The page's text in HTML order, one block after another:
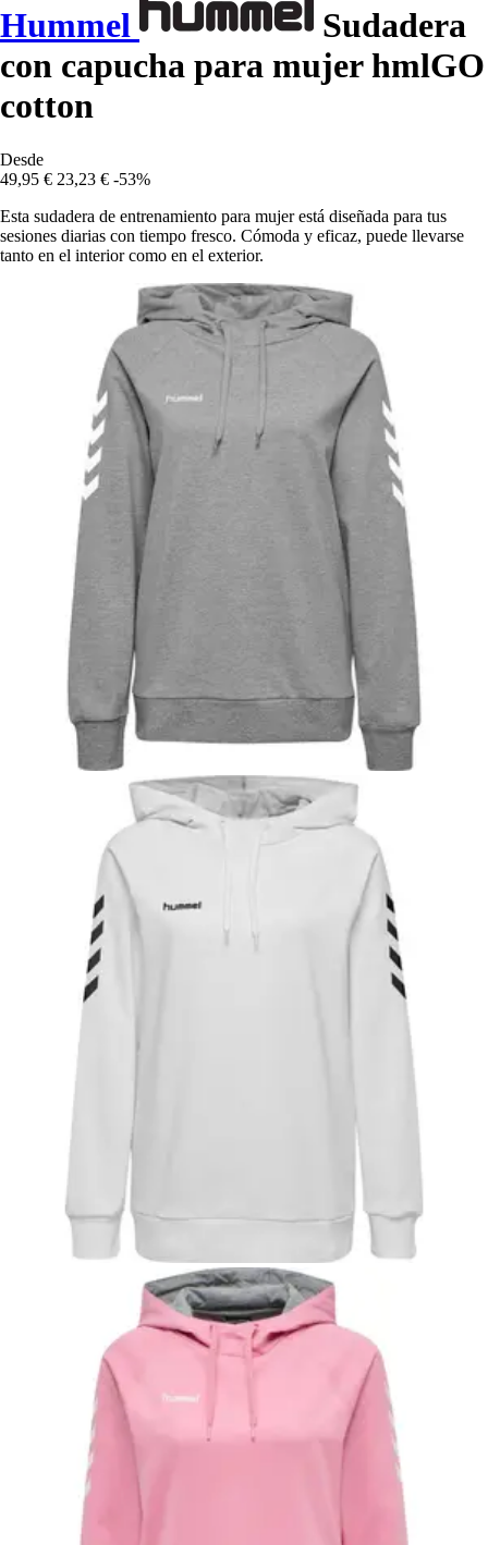
Hummel
Sudadera
con capucha para mujer hmlGO
cotton
Desde
49,95 € 23,23 € -53%
Esta sudadera de entrenamiento para mujer está diseñada para tus
sesiones diarias con tiempo fresco. Cómoda y eficaz, puede llevarse
tanto en el interior como en el exterior.